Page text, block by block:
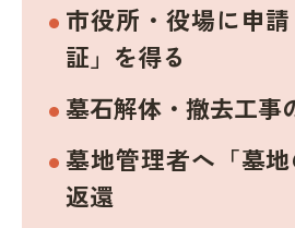
市役所・役場に申
証」を得る
墓石解体・撤去工事
墓地管理者へ「墓
返還